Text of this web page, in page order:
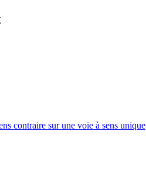
contraire sur une voie à sens unique